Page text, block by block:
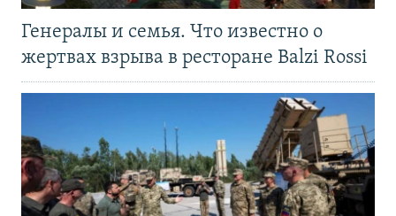
Генералы и семья. Что известно о
жертвах взрыва в ресторане Balzi Rossi